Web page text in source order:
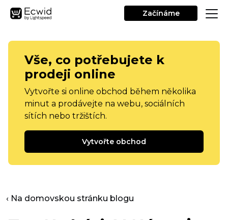
Začínáme
Vše, co potřebujete k
prodeji online
Vytvořte si online obchod během několika
minut a prodávejte na webu, sociálních
sítích nebo tržištích.
Vytvořte obchod
‹ Na domovskou stránku blogu